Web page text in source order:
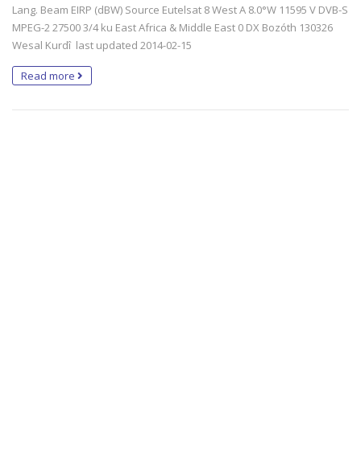
Lang. Beam EIRP (dBW) Source Eutelsat 8 West A 8.0°W 11595 V DVB-S
MPEG-2 27500 3/4 ku East Africa & Middle East 0 DX Bozóth 130326
Wesal Kurdî last updated 2014-02-15
Read more